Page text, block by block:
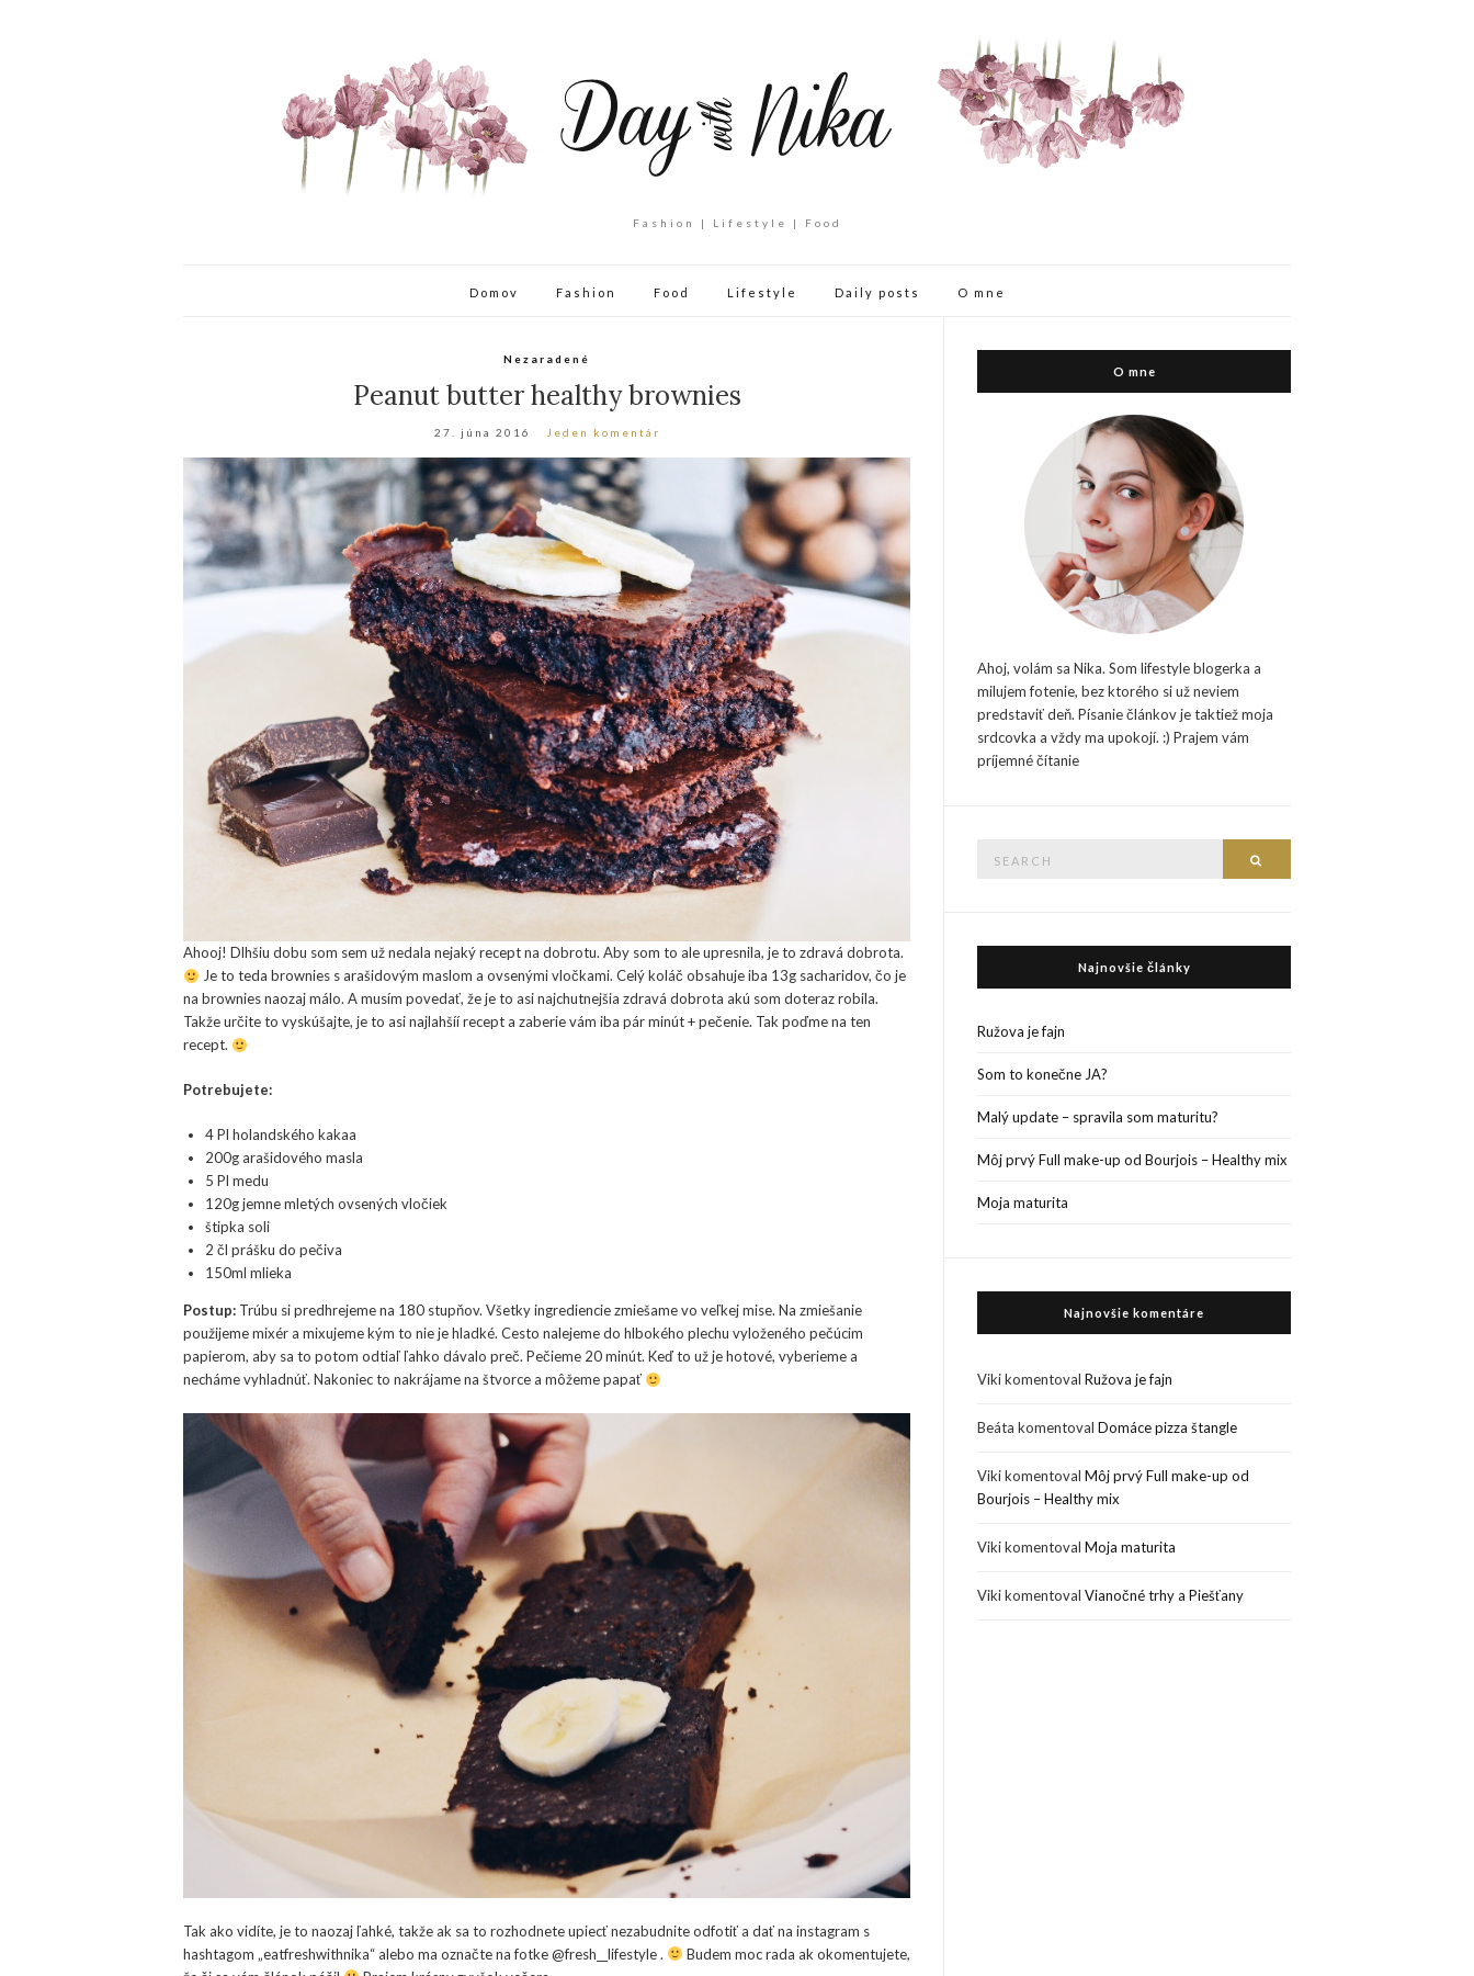
Fashion | Lifestyle | Food
Domov Fashion Food Lifestyle Daily posts O mne
Nezaradené
Peanut butter healthy brownies
27. júna 2016 Jeden komentár
Ahooj! Dlhšiu dobu som sem už nedala nejaký recept na dobrotu. Aby som to ale upresnila, je to zdravá dobrota.
Je to teda brownies s arašidovým maslom a ovsenými vločkami. Celý koláč obsahuje iba 13g sacharidov, čo je
na brownies naozaj málo. A musím povedať, že je to asi najchutnejšia zdravá dobrota akú som doteraz robila.
Takže určite to vyskúšajte, je to asi najlahšíí recept a zaberie vám iba pár minút + pečenie. Tak poďme na ten
recept.
Potrebujete:
4 Pl holandského kakaa
200g arašidového masla
5 Pl medu
120g jemne mletých ovsených vločiek
štipka soli
2 čl prášku do pečiva
150ml mlieka
Postup: Trúbu si predhrejeme na 180 stupňov. Všetky ingrediencie zmiešame vo veľkej mise. Na zmiešanie
použijeme mixér a mixujeme kým to nie je hladké. Cesto nalejeme do hlbokého plechu vyloženého pečúcim
papierom, aby sa to potom odtiaľ ľahko dávalo preč. Pečieme 20 minút. Keď to už je hotové, vyberieme a
necháme vyhladnúť. Nakoniec to nakrájame na štvorce a môžeme papať
Tak ako vidíte, je to naozaj ľahké, takže ak sa to rozhodnete upiecť nezabudnite odfotiť a dať na instagram s
hashtagom „eatfreshwithnika“ alebo ma označte na fotke @fresh__lifestyle .
Budem moc rada ak okomentujete,
O mne
Ahoj, volám sa Nika. Som lifestyle blogerka a
milujem fotenie, bez ktorého si už neviem
predstaviť deň. Písanie článkov je taktiež moja
srdcovka a vždy ma upokojí. :) Prajem vám
príjemné čítanie
Najnovšie články
Ružova je fajn
Som to konečne JA?
Malý update – spravila som maturitu?
Môj prvý Full make-up od Bourjois – Healthy mix
Moja maturita
Najnovšie komentáre
VikikomentovalRužova je fajn
Beáta komentovalDomáce pizza štangle
VikikomentovalMôj prvý Full make-up od
Bourjois – Healthy mix
VikikomentovalMoja maturita
VikikomentovalVianočné trhy a Piešťany